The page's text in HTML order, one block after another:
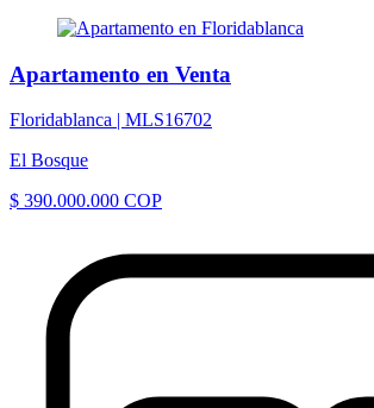
Apartamento en Venta
Floridablanca | MLS16702
El Bosque
$ 390.000.000 COP